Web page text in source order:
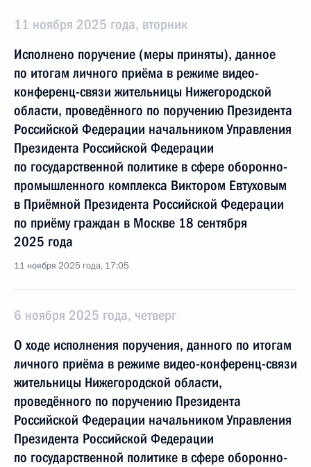
11 ноября 2025 года, вторник
Исполнено поручение (меры приняты), данное
по итогам личного приёма в режиме видео-
конференц-связи жительницы Нижегородской
области, проведённого по поручению Президента
Российской Федерации начальником Управления
Президента Российской Федерации
по государственной политике в сфере оборонно-
промышленного комплекса Виктором Евтуховым
в Приёмной Президента Российской Федерации
по приёму граждан в Москве 18 сентября
2025 года
11 ноября 2025 года, 17:05
6 ноября 2025 года, четверг
О ходе исполнения поручения, данного по итогам
личного приёма в режиме видео-конференц-связи
жительницы Нижегородской области,
проведённого по поручению Президента
Российской Федерации начальником Управления
Президента Российской Федерации
по государственной политике в сфере оборонно-